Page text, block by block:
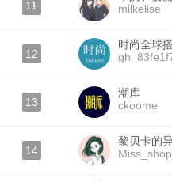
11
milkelise
12
时尚全球
13
潮库
ckoome
14
黎贝卡的